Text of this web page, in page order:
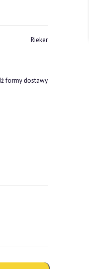
formy dostawy
Rieker